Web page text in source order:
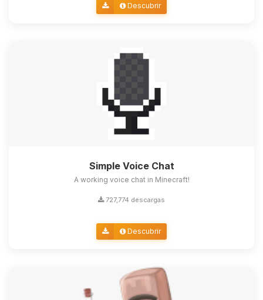
Descubrir
Simple Voice Chat
A working voice chat in Minecraft!
727,774 descargas
Descubrir